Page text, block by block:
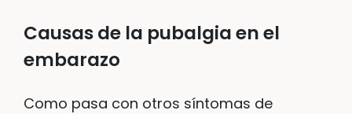
Causas de la pubalgia en el
embarazo
Como pasa con otros síntomas de